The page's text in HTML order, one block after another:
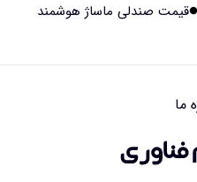
قیمت صندلی ماساژ هوشمند
ما